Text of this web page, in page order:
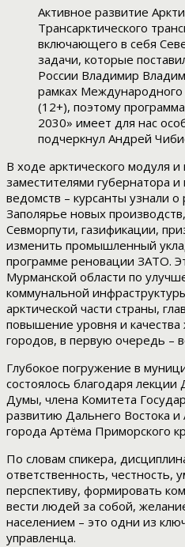
Активное развитие
Трансарктического
включающего в себя
задачи, которые
России Владимир
рамках Международного
(12+), поэтому
2030» имеет для нас
подчеркнул Андрей
В ходе арктического модуля и
заместителями губернатора
ведомств – курсанты узнали о
Заполярье новых
Севморпути, газификации,
изменить промышленный
программе реновации ЗАТО.
Мурманской области по
коммунальной
арктической части страны,
повышение уровня и
городов, в первую очередь –
Глубокое погружение в
состоялось благодаря лекции
Думы, члена Комитета
развитию Дальнего Востока
города Артёма Приморского
По словам спикера,
ответственность, честность,
перспективу, формировать
вести людей за собой,
населением – это одни из
управленца.